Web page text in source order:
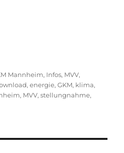
Mannheim, Infos, MVV,
,energie,GKM, klima,
, MVV,stellungnahme,